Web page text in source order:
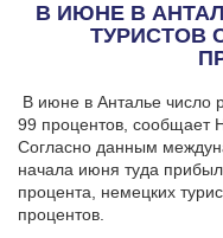
В ИЮНЕ В
ТУРИСТОВ
В июне в Анталье число
99 процентов, сообщает
Согласно данным
начала июня туда
процента, немецких
процентов.